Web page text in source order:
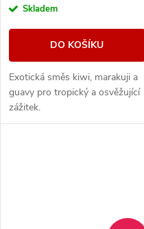
Skladem
DO KOŠÍKU
Exotická směs kiwi, marakuji a
guavy pro tropický a osvěžující
zážitek.